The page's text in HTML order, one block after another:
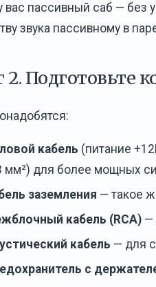
вас пассивный саб — без
звука пассивному в
2. Подготовьте
кабель (питание
мм²) для более мощных
заземления — такое
кабель (RCA) —
кабель — для
с